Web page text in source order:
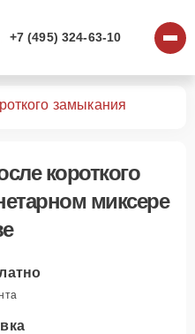
+7 (495) 324-63-10
замыкания
короткого
миксере